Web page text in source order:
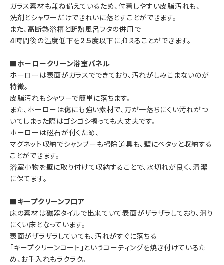
ガラス素材も兼ね備えているため、付着しやすい皮脂汚れも、
洗剤とシャワーだけできれいに落とすことができます。
また、高断熱浴槽と断熱風呂フタの併用で
4時間後の温度低下を2.5度以下に抑えることができます。
■ホーロークリーン浴室パネル
ホーローは表面がガラスでできており、汚れがしみこまないのが
特徴。
皮脂汚れもシャワーで簡単に落ちます。
また、ホーローは傷にも強い素材で、万が一落ちにくい汚れがつ
いてしまった際はゴシゴシ擦っても大丈夫です。
ホーローは磁石が付くため、
マグネット収納でシャンプーも掃除道具も、壁にペタッと収納する
ことができます。
浴室小物を壁に取り付けて収納することで、水切れが良く、清潔
に保てます。
■キープクリーンフロア
床の素材は磁器タイルで出来ていて表面がザラザラしており、滑り
にくい床となっています。
表面がザラザラしていても、汚れがすぐに落ちる
「キープクリーンコート」というコーティングを焼き付けているた
め、お手入れもラクラク。